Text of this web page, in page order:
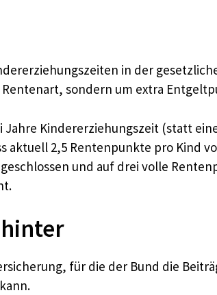
in der
sondern um extra
Kindererziehungszeit (statt
aktuell 2,5 Rentenpunkte pro Kind
und auf drei volle
für die der Bund die